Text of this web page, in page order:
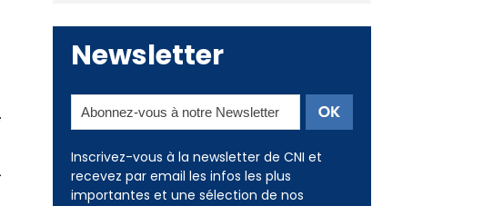
Newsletter
Inscrivez-vous à la newsletter de CNI et
recevez par email les infos les plus
importantes et une sélection de nos